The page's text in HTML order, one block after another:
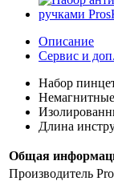
Описание
Сервис и
Набор
Длина
Общая
Производитель